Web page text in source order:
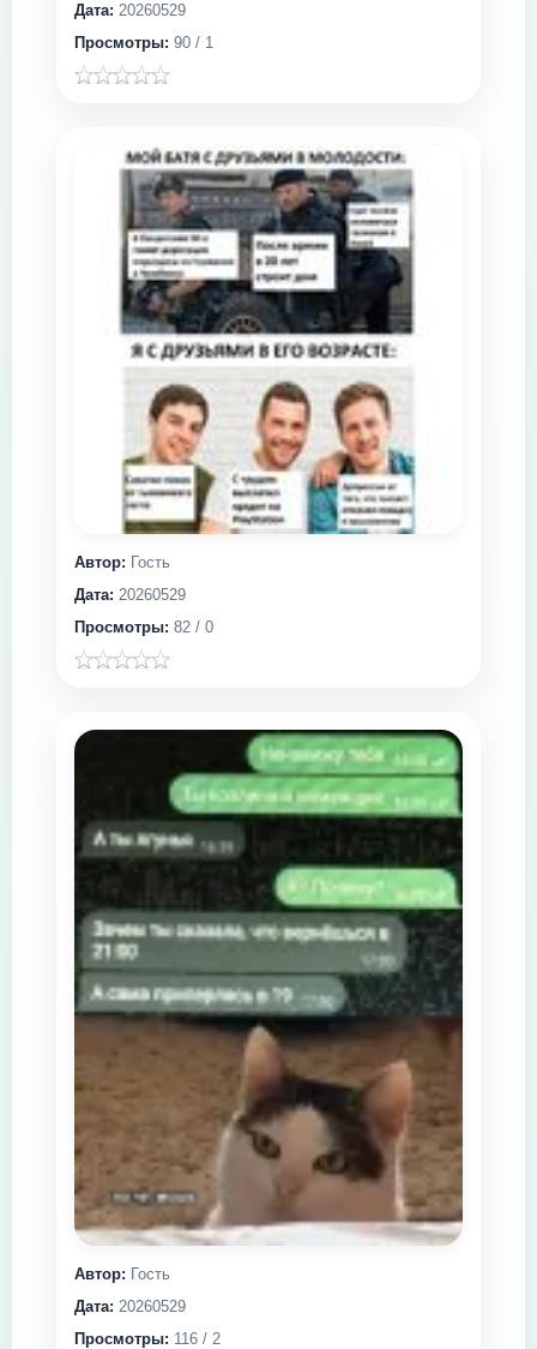
Дата: 20260529
Просмотры: 90 / 1
Автор: Гость
Дата: 20260529
Просмотры: 82 / 0
Автор: Гость
Дата: 20260529
Просмотры: 116 / 2